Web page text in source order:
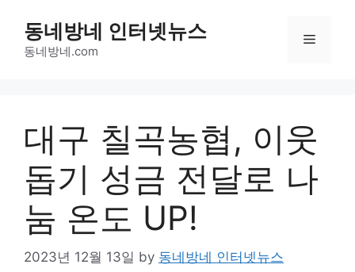
content
동네방네 인터넷뉴스
동네방네.com
Menu
대구 칠곡농협, 이웃
돕기 성금 전달로 나
눔 온도 UP!
2023년 12월 13일 by 동네방네 인터넷뉴스